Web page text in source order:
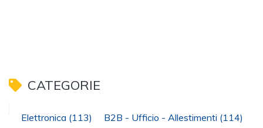
CATEGORIE
Elettronica (113) B2B - Ufficio - Allestimenti (114)